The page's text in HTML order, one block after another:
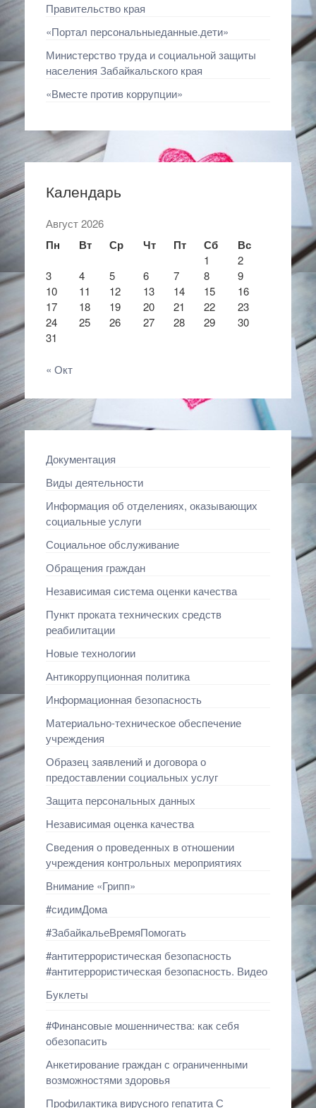
Правительство края
«Портал персональныеданные.дети»
Министерство труда и социальной защиты
населения Забайкальского края
«Вместе против коррупции»
Календарь
Август 2026
Пн Вт Ср Чт Пт Сб Вс
1
2
3
4 5 6 7 8
9
10
11 12 13 14 15
16
17
18 19 20 21 22
23
24
25 26 27 28 29
30
31
« Окт
Документация
Виды деятельности
Информация об отделениях, оказывающих
социальные услуги
Социальное обслуживание
Обращения граждан
Независимая система оценки качества
Пункт проката технических средств
реабилитации
Новые технологии
Антикоррупционная политика
Информационная безопасность
Материально-техническое обеспечение
учреждения
Образец заявлений и договора о
предоставлении социальных услуг
Защита персональных данных
Независимая оценка качества
Сведения о проведенных в отношении
учреждения контрольных мероприятиях
Внимание «Грипп»
#сидимДома
#ЗабайкальеВремяПомогать
#антитеррористическая безопасность
#антитеррористическая безопасность. Видео
Буклеты
#Финансовые мошенничества: как себя
обезопасить
Анкетирование граждан с ограниченными
возможностями здоровья
Профилактика вирусного гепатита С